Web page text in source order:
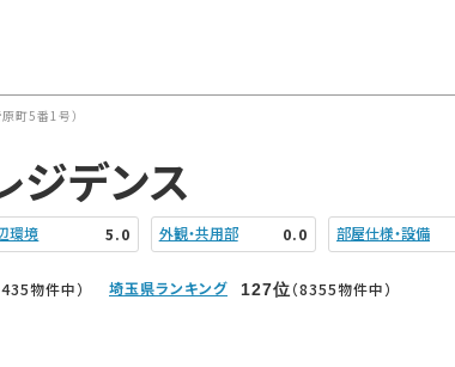
町5番1号）
ジデンス
環境 5.0 外観・共用部 0.0 部屋仕様・設備
435物件中） 埼玉県ランキング 127位（8355物件中）